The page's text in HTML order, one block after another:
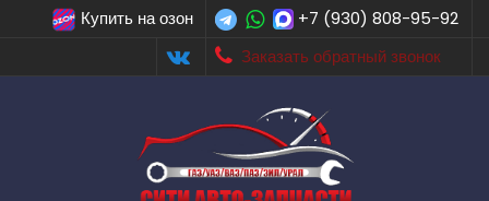
Купить на озон
+7 (930) 808-95-92
Заказать обратный звонок